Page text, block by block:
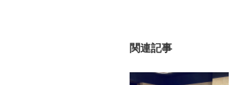
関連記事